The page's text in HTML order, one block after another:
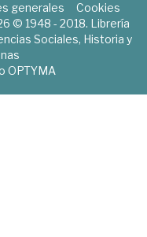
generales
Cookies
© 1948 - 2018. Librería
Sociales, Historia y
OPTYMA